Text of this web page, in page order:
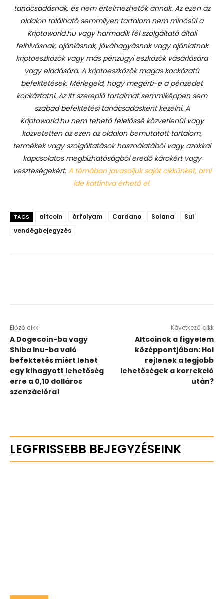
tanácsadásnak, és nem értelmezhetők annak. Az ezen az
oldalon található semmilyen tartalom nem minősül a
Kriptoworld.hu vagy harmadik fél szolgáltató általi
felhívásnak, ajánlásnak, jóváhagyásnak vagy ajánlatnak
kriptoeszközök vagy más pénzügyi eszközök vásárlására
vagy eladására. A kriptoeszközök magas kockázatú
befektetések. Mérlegeld, hogy megérti-e a pénzedet
kockáztatni. Az itt szereplő tartalmat semmiképpen sem
szabad befektetési tanácsadásként kezelni. A
Kriptoworld.hu nem tehető felelőssé közvetlenül vagy
közvetetten az ezen az oldalon bemutatott tartalom,
termékek vagy szolgáltatások használatából vagy azokkal
kapcsolatos megbízhatóságból eredő károkért vagy
veszteségekért. A témában javasoljuk saját cikkünket, ami
ide kattintva érhető el.
TAGS altcoin árfolyam Cardano Solana
Sui
vendégbejegyzés
Előző cikk
A Dogecoin-ba vagy
Shiba Inu-ba való
befektetés miért lehet
egy kihagyott lehetőség
erre a 0,10 dolláros
szenzációra!
Következő cikk
Altcoinok a figyelem
középpontjában: Hol
rejlenek a legjobb
lehetőségek a korrekció
után?
LEGFRISSEBB BEJEGYZÉSEINK